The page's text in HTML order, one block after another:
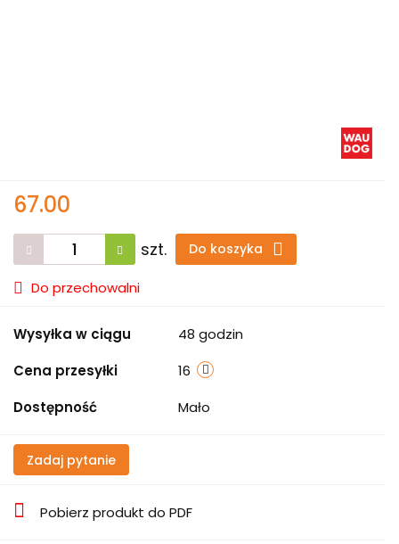
67.00
szt. Do koszyka
Do przechowalni
Wysyłka w ciągu
48 godzin
Cena przesyłki
16
Dostępność
Mało
Zadaj pytanie
Pobierz produkt do PDF